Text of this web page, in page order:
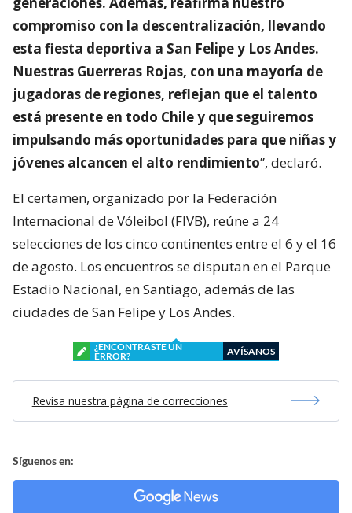
compromiso con la descentralización, llevando
esta fiesta deportiva a San Felipe y Los Andes.
Nuestras Guerreras Rojas, con una mayoría de
jugadoras de regiones, reflejan que el talento
está presente en todo Chile y que seguiremos
impulsando más oportunidades para que niñas y
jóvenes alcancen el alto rendimiento”, declaró.
El certamen, organizado por la Federación
Internacional de Vóleibol (FIVB), reúne a 24
selecciones de los cinco continentes entre el 6 y el 16
de agosto. Los encuentros se disputan en el Parque
Estadio Nacional, en Santiago, además de las
ciudades de San Felipe y Los Andes.
¿ENCONTRASTE UN
ERROR?
AVÍSANOS
Revisa nuestra página de correcciones
Síguenos en: